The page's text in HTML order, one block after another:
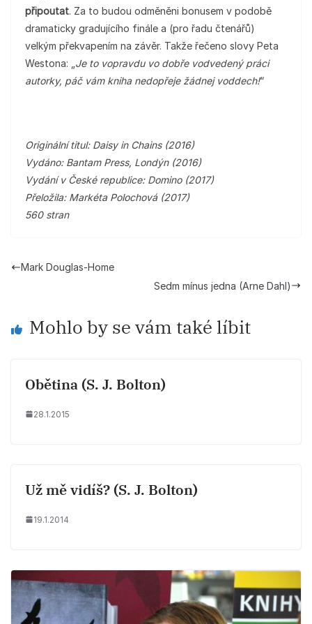
připoutat. Za to budou odměněni bonusem v podobě
dramaticky gradujícího finále a (pro řadu čtenářů)
velkým překvapením na závěr. Takže řečeno slovy Peta
Westona: „ Je to vopravdu vo dobře vodvedený práci
autorky, páč vám kniha nedopřeje žádnej voddech!“
Originální titul: Daisy in Chains (2016)
Vydáno: Bantam Press, Londýn (2016)
Vydání v České republice: Domino (2017)
Přeložila: Markéta Polochová (2017)
560 stran
Mark Douglas-Home
Sedm mínus jedna (Arne Dahl)
Mohlo by se vám také líbit
Obětina (S. J. Bolton)
28.1.2015
Už mě vidíš? (S. J. Bolton)
19.1.2014